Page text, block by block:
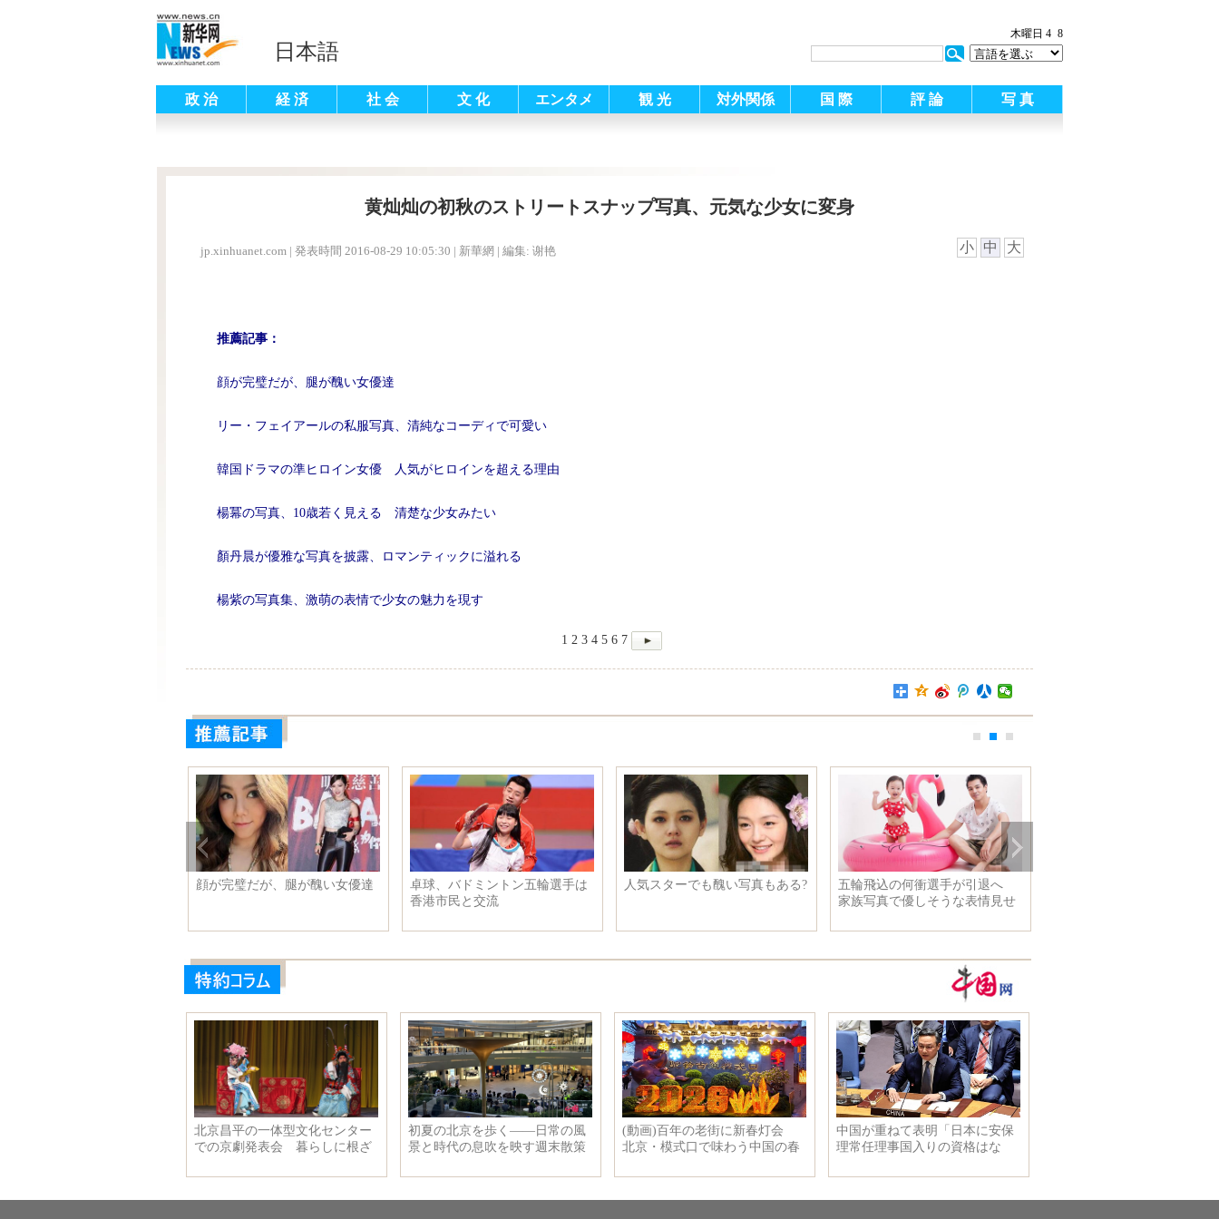
日本語
木曜日 4 8
政 治 経 済 社 会 文 化 エンタメ 観 光 対外関係 国 際 評 論 写 真
黄灿灿の初秋のストリートスナップ写真、元気な少女に変身
jp.xinhuanet.com | 発表時間 2016-08-29 10:05:30 | 新華網 | 編集: 谢艳 小 中 大
推薦記事：
顔が完璧だが、腿が醜い女優達
リー・フェイアールの私服写真、清純なコーディで可愛い
韓国ドラマの準ヒロイン女優 人気がヒロインを超える理由
楊冪の写真、10歳若く見える 清楚な少女みたい
顏丹晨が優雅な写真を披露、ロマンティックに溢れる
楊紫の写真集、激萌の表情で少女の魅力を現す
1 2 3 4 5 6 7
顔が完璧だが、腿が醜い女優達
卓球、バドミントン五輪選手は
香港市民と交流
人気スターでも醜い写真もある?
五輪飛込の何衝選手が引退へ
家族写真で優しそうな表情見せ